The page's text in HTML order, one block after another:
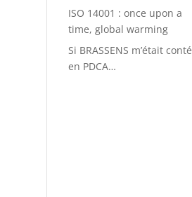
ISO 14001 : once upon a
time, global warming
Si BRASSENS m’était conté
en PDCA…